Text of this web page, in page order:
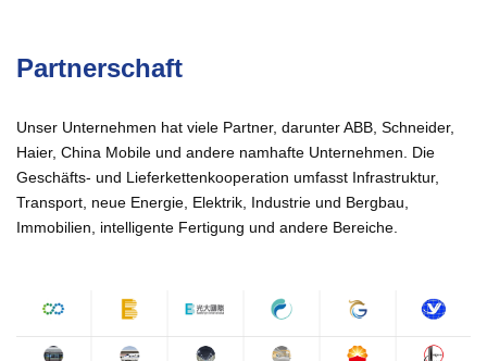
Partnerschaft
Unser Unternehmen hat viele Partner, darunter ABB, Schneider,
Haier, China Mobile und andere namhafte Unternehmen. Die
Geschäfts- und Lieferkettenkooperation umfasst Infrastruktur,
Transport, neue Energie, Elektrik, Industrie und Bergbau,
Immobilien, intelligente Fertigung und andere Bereiche.